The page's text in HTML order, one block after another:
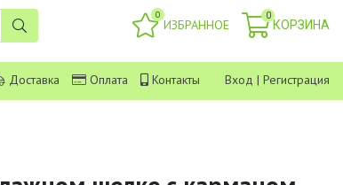
0
ИЗБРАННОЕ
0
КОРЗИНА
Доставка Оплата Контакты Вход | Регистрация